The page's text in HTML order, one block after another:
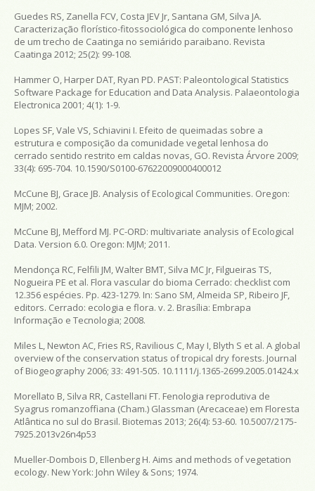
Guedes RS, Zanella FCV, Costa JEV Jr, Santana GM, Silva JA.
Caracterização florístico-fitossociológica do componente lenhoso
de um trecho de Caatinga no semiárido paraibano. Revista
Caatinga 2012; 25(2): 99-108.
Hammer O, Harper DAT, Ryan PD. PAST: Paleontological Statistics
Software Package for Education and Data Analysis. Palaeontologia
Electronica 2001; 4(1): 1-9.
Lopes SF, Vale VS, Schiavini I. Efeito de queimadas sobre a
estrutura e composição da comunidade vegetal lenhosa do
cerrado sentido restrito em caldas novas, GO. Revista Árvore 2009;
33(4): 695-704. 10.1590/S0100-67622009000400012
McCune BJ, Grace JB. Analysis of Ecological Communities. Oregon:
MJM; 2002.
McCune BJ, Mefford MJ. PC-ORD: multivariate analysis of Ecological
Data. Version 6.0. Oregon: MJM; 2011.
Mendonça RC, Felfili JM, Walter BMT, Silva MC Jr, Filgueiras TS,
Nogueira PE et al. Flora vascular do bioma Cerrado: checklist com
12.356 espécies. Pp. 423-1279. In: Sano SM, Almeida SP, Ribeiro JF,
editors. Cerrado: ecologia e flora. v. 2. Brasília: Embrapa
Informação e Tecnologia; 2008.
Miles L, Newton AC, Fries RS, Ravilious C, May I, Blyth S et al. A global
overview of the conservation status of tropical dry forests. Journal
of Biogeography 2006; 33: 491-505. 10.1111/j.1365-2699.2005.01424.x
Morellato B, Silva RR, Castellani FT. Fenologia reprodutiva de
Syagrus romanzoffiana (Cham.) Glassman (Arecaceae) em Floresta
Atlântica no sul do Brasil. Biotemas 2013; 26(4): 53-60. 10.5007/2175-
7925.2013v26n4p53
Mueller-Dombois D, Ellenberg H. Aims and methods of vegetation
ecology. New York: John Wiley & Sons; 1974.